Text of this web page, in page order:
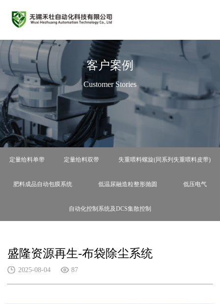
客户案例
Customer Stories
定量给料单带 定量给料双带 失重喂料螺旋(同系列失重喂料皮带)
肥料成品自动包膜系统 低温尿融造粒整形抛圆 低压电气
自动化控制系统及DCS集散控制
盛隆资源再生-布袋除尘系统
2025-08-04 87